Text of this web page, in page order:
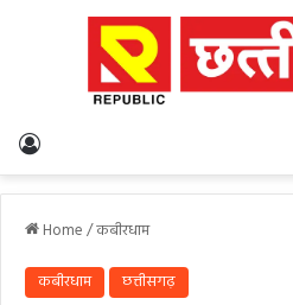
Home/कबीरधाम
कबीरधाम छत्तीसगढ़